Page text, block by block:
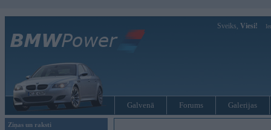
Sveiks, Viesi!
Galvenā Forums Galerijas
Ziņas un raksti